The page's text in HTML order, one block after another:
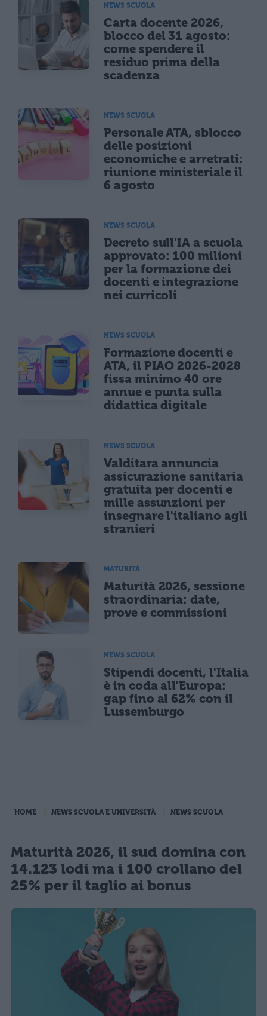
NEWS SCUOLA
Carta docente 2026,
blocco del 31 agosto:
come spendere il
residuo prima della
scadenza
NEWS SCUOLA
Personale ATA, sblocco
delle posizioni
economiche e arretrati:
riunione ministeriale il
6 agosto
NEWS SCUOLA
Decreto sull'IA a scuola
approvato: 100 milioni
per la formazione dei
docenti e integrazione
nei curricoli
NEWS SCUOLA
Formazione docenti e
ATA, il PIAO 2026-2028
fissa minimo 40 ore
annue e punta sulla
didattica digitale
NEWS SCUOLA
Valditara annuncia
assicurazione sanitaria
gratuita per docenti e
mille assunzioni per
insegnare l'italiano agli
stranieri
MATURITÀ
Maturità 2026, sessione
straordinaria: date,
prove e commissioni
NEWS SCUOLA
Stipendi docenti, l'Italia
è in coda all'Europa:
gap fino al 62% con il
Lussemburgo
HOME NEWS SCUOLA E UNIVERSITÀ NEWS SCUOLA
Maturità 2026, il sud domina con
14.123 lodi ma i 100 crollano del
25% per il taglio ai bonus